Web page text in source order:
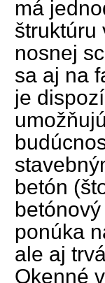
má
štruktúru
nosnej
sa aj na
je
betón
ponúka
ale aj
Okenné